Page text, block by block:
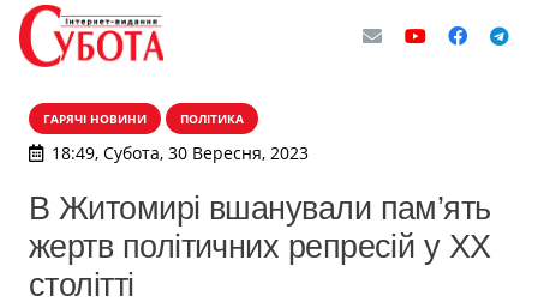
ГАРЯЧІ НОВИНИ ПОЛІТИКА
18:49, Субота, 30 Вересня, 2023
В Житомирі вшанували пам’ять
жертв політичних репресій у XX
столітті